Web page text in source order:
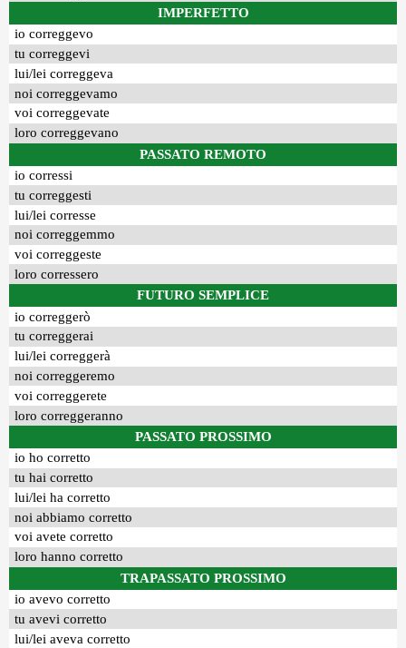
IMPERFETTO
io correggevo
tu correggevi
lui/lei correggeva
noi correggevamo
voi correggevate
loro correggevano
PASSATO REMOTO
io corressi
tu correggesti
lui/lei corresse
noi correggemmo
voi correggeste
loro corressero
FUTURO SEMPLICE
io correggerò
tu correggerai
lui/lei correggerà
noi correggeremo
voi correggerete
loro correggeranno
PASSATO PROSSIMO
io ho corretto
tu hai corretto
lui/lei ha corretto
noi abbiamo corretto
voi avete corretto
loro hanno corretto
TRAPASSATO PROSSIMO
io avevo corretto
tu avevi corretto
lui/lei aveva corretto